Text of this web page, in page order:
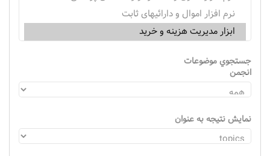
جستجوي موضوعات
انجمن
نمایش نتیجه به عنوان